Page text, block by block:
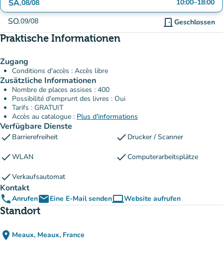
SA.08/08 10:00–18:00
SO.09/08 door_front Geschlossen
Praktische Informationen
Zugang
Conditions d'accès : Accès libre
Zusätzliche Informationen
Nombre de places assises : 400
Possibilité d'emprunt des livres : Oui
Tarifs : GRATUIT
Accès au catalogue : Plus d'informations
Verfügbare Dienste
check Barrierefreiheit check Drucker / Scanner
checkWLAN checkComputerarbeitsplätze
checkVerkaufsautomat
Kontakt
phoneAnrufenemailEine E-Mail sendencomputerWebsite aufrufen
(new tab)
Standort
place Meaux, Meaux, France
(in Google Maps öffnen)
(new tab)